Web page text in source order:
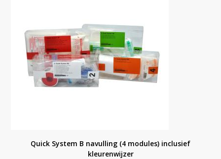
Quick System B navulling (4 modules) inclusief
kleurenwijzer